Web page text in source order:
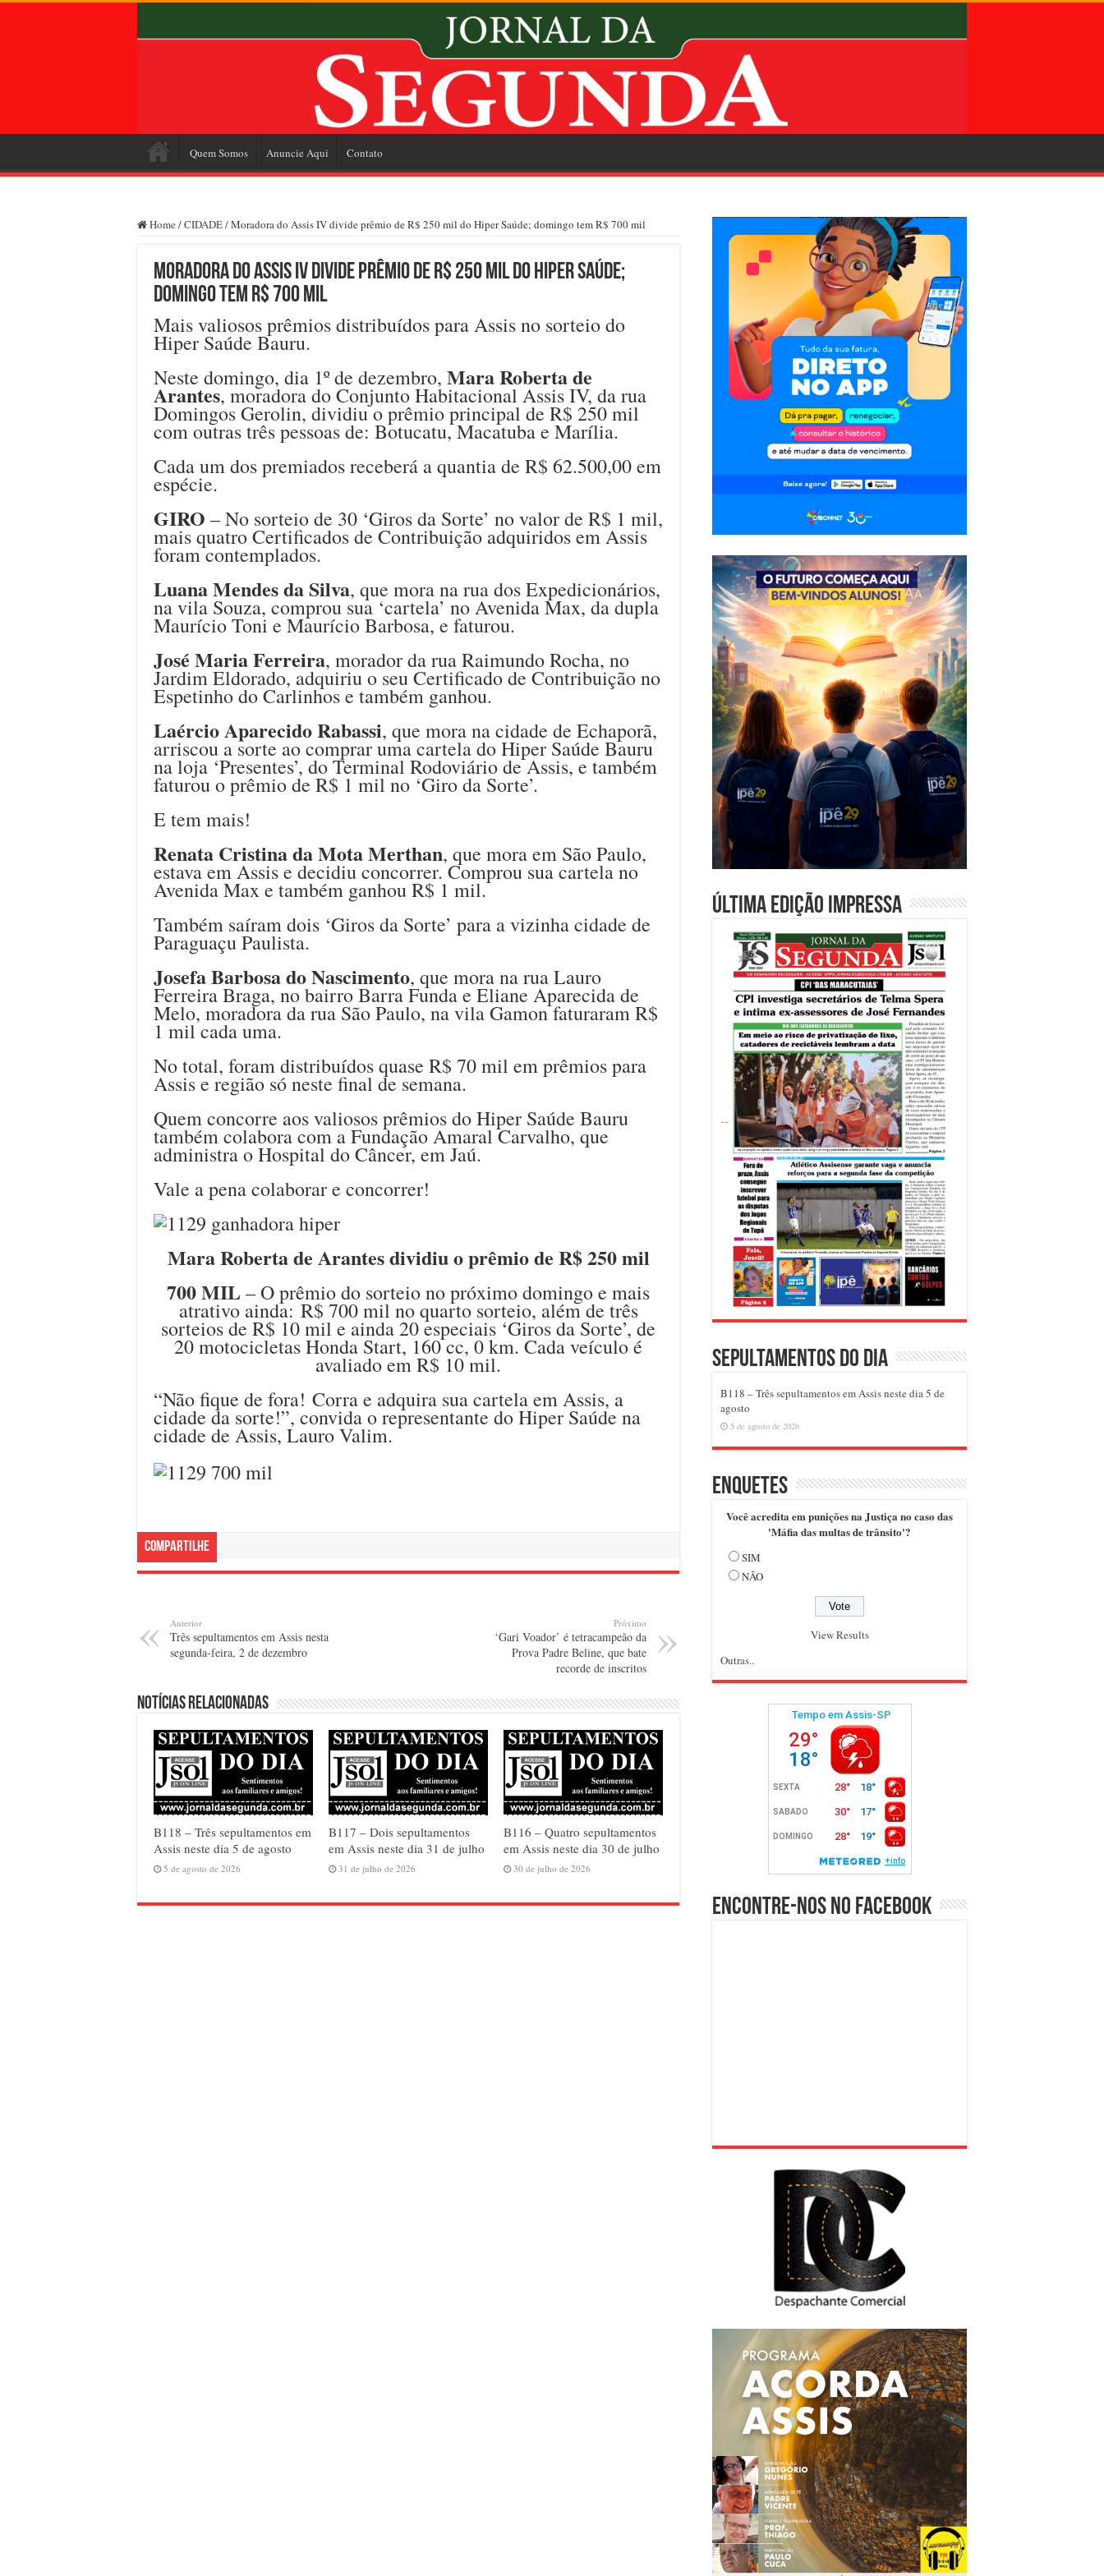
Quem Somos Anuncie Aqui Contato
Home /CIDADE/Moradora do Assis IV divide prêmio de R$ 250 mil do Hiper Saúde; domingo tem R$ 700 mil
Moradora do Assis IV divide prêmio de R$ 250 mil do Hiper Saúde;
domingo tem R$ 700 mil
Mais valiosos prêmios distribuídos para Assis no sorteio do
Hiper Saúde Bauru.
Neste domingo, dia 1º de dezembro, Mara Roberta de
Arantes, moradora do Conjunto Habitacional Assis IV, da rua
Domingos Gerolin, dividiu o prêmio principal de R$ 250 mil
com outras três pessoas de: Botucatu, Macatuba e Marília.
Cada um dos premiados receberá a quantia de R$ 62.500,00 em
espécie.
GIRO – No sorteio de 30 ‘Giros da Sorte’ no valor de R$ 1 mil,
mais quatro Certificados de Contribuição adquiridos em Assis
foram contemplados.
Luana Mendes da Silva, que mora na rua dos Expedicionários,
na vila Souza, comprou sua ‘cartela’ no Avenida Max, da dupla
Maurício Toni e Maurício Barbosa, e faturou.
José Maria Ferreira, morador da rua Raimundo Rocha, no
Jardim Eldorado, adquiriu o seu Certificado de Contribuição no
Espetinho do Carlinhos e também ganhou.
Laércio Aparecido Rabassi, que mora na cidade de Echaporã,
arriscou a sorte ao comprar uma cartela do Hiper Saúde Bauru
na loja ‘Presentes’, do Terminal Rodoviário de Assis, e também
faturou o prêmio de R$ 1 mil no ‘Giro da Sorte’.
E tem mais!
Renata Cristina da Mota Merthan, que mora em São Paulo,
estava em Assis e decidiu concorrer. Comprou sua cartela no
Avenida Max e também ganhou R$ 1 mil.
Também saíram dois ‘Giros da Sorte’ para a vizinha cidade de
Paraguaçu Paulista.
Josefa Barbosa do Nascimento, que mora na rua Lauro
Ferreira Braga, no bairro Barra Funda e Eliane Aparecida de
Melo, moradora da rua São Paulo, na vila Gamon faturaram R$
1 mil cada uma.
No total, foram distribuídos quase R$ 70 mil em prêmios para
Assis e região só neste final de semana.
Quem concorre aos valiosos prêmios do Hiper Saúde Bauru
também colabora com a Fundação Amaral Carvalho, que
administra o Hospital do Câncer, em Jaú.
Vale a pena colaborar e concorrer!
Mara Roberta de Arantes dividiu o prêmio de R$ 250 mil
700 MIL– O prêmio do sorteio no próximo domingo e mais
atrativo ainda: R$ 700 mil no quarto sorteio, além de três
sorteios de R$ 10 mil e ainda 20 especiais ‘Giros da Sorte’, de
20 motocicletas Honda Start, 160 cc, 0 km. Cada veículo é
avaliado em R$ 10 mil.
“Não fique de fora! Corra e adquira sua cartela em Assis, a
cidade da sorte!”, convida o representante do Hiper Saúde na
cidade de Assis, Lauro Valim.
Compartilhe
Anterior
Três sepultamentos em Assis nesta
segunda-feira, 2 de dezembro
Próximo
‘Gari Voador’ é tetracampeão da
Prova Padre Beline, que bate
recorde de inscritos
Notícias relacionadas
B118 – Três sepultamentos em
Assis neste dia 5 de agosto
5 de agosto de 2026
B117 – Dois sepultamentos
em Assis neste dia 31 de julho
31 de julho de 2026
B116 – Quatro sepultamentos
em Assis neste dia 30 de julho
30 de julho de 2026
Última edição impressa
Sepultamentos do dia
B118 – Três sepultamentos em Assis neste dia 5 de
agosto
5 de agosto de 2026
Enquetes
Você acredita em punições na Justiça no caso das
'Máfia das multas de trânsito'?
SIM
NÃO
View Results
Outras..
Encontre-nos no Facebook